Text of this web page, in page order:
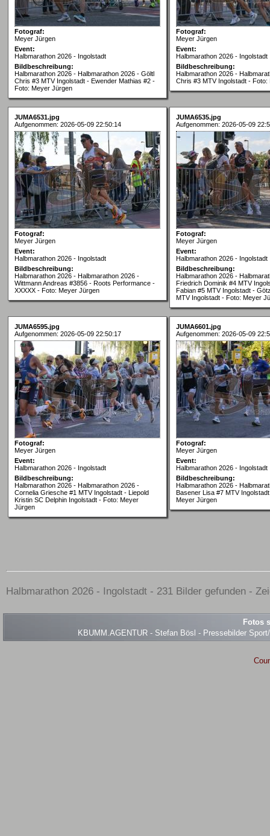
Fotograf:
Meyer Jürgen
Event:
Halbmarathon 2026 - Ingolstadt
Bildbeschreibung:
Halbmarathon 2026 - Halbmarathon 2026 - Göltl
Chris #3 MTV Ingolstadt - Ewender Mathias #2 -
Foto: Meyer Jürgen
Fotograf:
Meyer Jürgen
Event:
Halbmarathon 2026 - Ingolstadt
Bildbeschreibung:
Halbmarathon 2026 -
Chris #3 MTV Ingolstadt - Foto:
JUMA6531.jpg
Aufgenommen: 2026-05-09 22:50:14
Fotograf:
Meyer Jürgen
Event:
Halbmarathon 2026 - Ingolstadt
Bildbeschreibung:
Halbmarathon 2026 - Halbmarathon 2026 -
Wittmann Andreas #3856 - Roots Performance -
XXXXX - Foto: Meyer Jürgen
JUMA6535.jpg
Aufgenommen: 2026-05-09
Fotograf:
Meyer Jürgen
Event:
Halbmarathon 2026 - Ingolstadt
Bildbeschreibung:
Halbmarathon 2026 -
Friedrich Dominik #4 MTV
Fabian #5 MTV Ingolstadt -
MTV Ingolstadt - Foto: Meyer
JUMA6595.jpg
Aufgenommen: 2026-05-09 22:50:17
Fotograf:
Meyer Jürgen
Event:
Halbmarathon 2026 - Ingolstadt
Bildbeschreibung:
Halbmarathon 2026 - Halbmarathon 2026 -
Cornelia Griesche #1 MTV Ingolstadt - Liepold
Kristin SC Delphin Ingolstadt - Foto: Meyer
Jürgen
JUMA6601.jpg
Aufgenommen: 2026-05-09
Fotograf:
Meyer Jürgen
Event:
Halbmarathon 2026 - Ingolstadt
Bildbeschreibung:
Halbmarathon 2026 -
Basener Lisa #7 MTV
Meyer Jürgen
Halbmarathon 2026 - Ingolstadt - 231 Bilder gefunden -
Fotos
KBUMM.AGENTUR - Stefan Bösl - Pressebilder